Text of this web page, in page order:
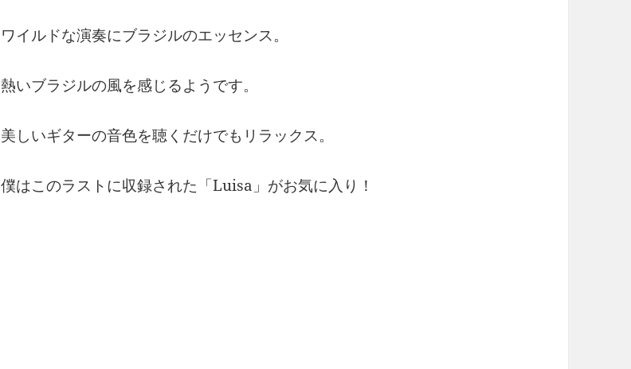
ワイルドな演奏にブラジルのエッセンス。
熱いブラジルの風を感じるようです。
美しいギターの音色を聴くだけでもリラックス。
僕はこのラストに収録された「Luisa」がお気に入り！